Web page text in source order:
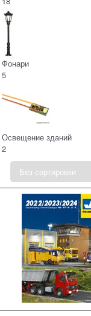
Фонари
5
Освещение зданий
2